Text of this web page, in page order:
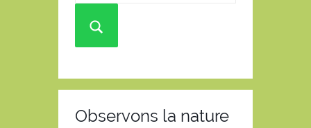
Observons la nature